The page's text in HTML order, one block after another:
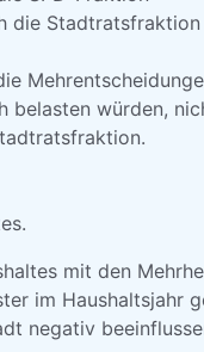
die Stadtratsfraktion
belasten würden,
mit den
im Haushaltsjahr
negativ